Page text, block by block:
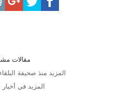
مقالات
المزيد منذ صحيفة
المزيد في